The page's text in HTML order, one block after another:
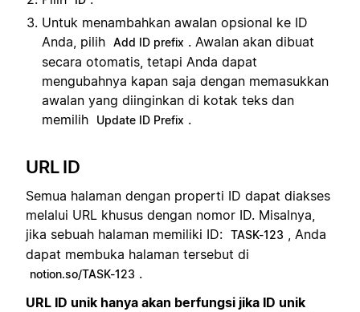
Untuk menambahkan awalan opsional ke ID
Anda, pilih Add ID prefix . Awalan akan dibuat
secara otomatis, tetapi Anda dapat
mengubahnya kapan saja dengan memasukkan
awalan yang diinginkan di kotak teks dan
memilih
Update ID Prefix .
URL ID
Semua halaman dengan properti ID dapat diakses
melalui URL khusus dengan nomor ID. Misalnya,
jika sebuah halaman memiliki ID: TASK-123 , Anda
dapat membuka halaman tersebut di
notion.so/TASK-123 .
URL ID unik hanya akan berfungsi jika ID unik